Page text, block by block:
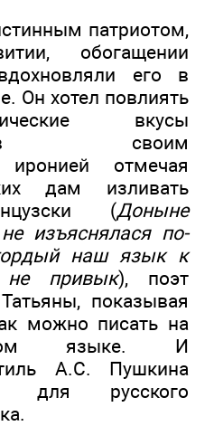
патриотом,
обогащении
его в
Он хотел повлиять
вкусы
своим
отмечая
дам изливать
(Доныне
изъяснялася по-
наш язык к
не привык), поэт
показывая
можно писать на
языке. И
А.С. Пушкина
для русского